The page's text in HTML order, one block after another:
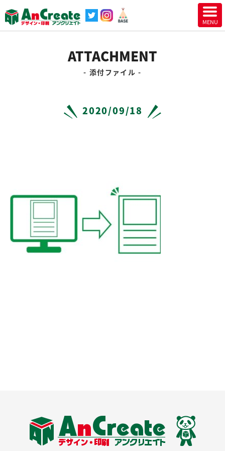
ATTACHMENT
添付ファイル
2020/09/18